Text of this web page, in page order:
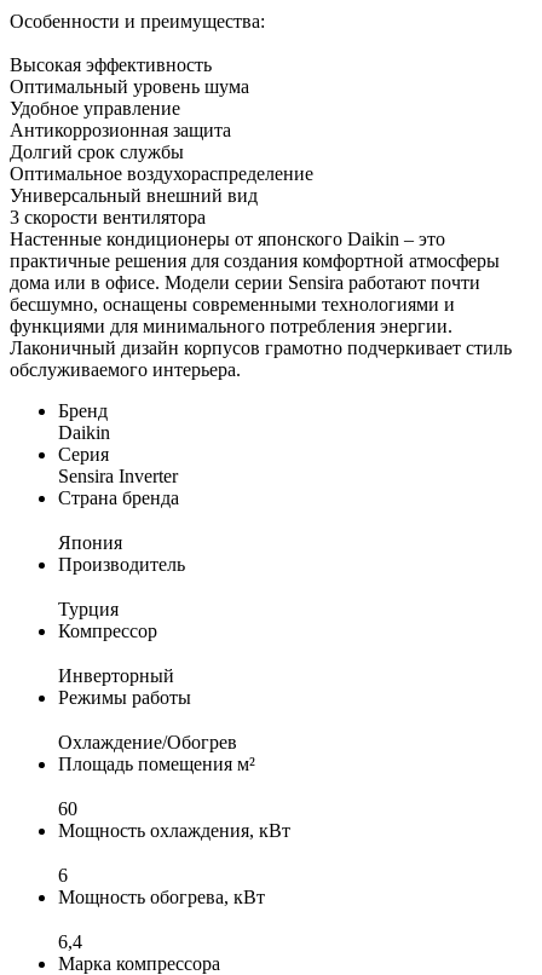
Особенности и преимущества:
Высокая эффективность
Оптимальный уровень шума
Удобное управление
Антикоррозионная защита
Долгий срок службы
Оптимальное воздухораспределение
Универсальный внешний вид
3 скорости вентилятора
Настенные кондиционеры от японского Daikin – это
практичные решения для создания комфортной атмосферы
дома или в офисе. Модели серии Sensira работают почти
бесшумно, оснащены современными технологиями и
функциями для минимального потребления энергии.
Лаконичный дизайн корпусов грамотно подчеркивает стиль
обслуживаемого интерьера.
Бренд
Daikin
Серия
Sensira Inverter
Страна бренда
Япония
Производитель
Турция
Компрессор
Инверторный
Режимы работы
Охлаждение/Обогрев
Площадь помещения м²
60
Мощность охлаждения, кВт
6
Мощность обогрева, кВт
6,4
Марка компрессора